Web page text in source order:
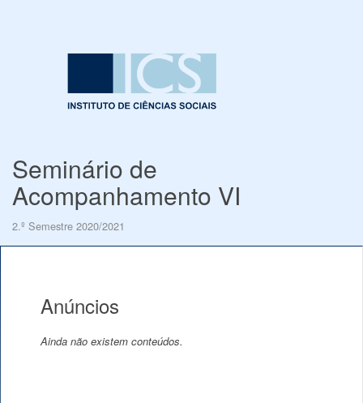
Seminário de
Acompanhamento VI
2.º Semestre 2020/2021
Anúncios
Ainda não existem conteúdos.